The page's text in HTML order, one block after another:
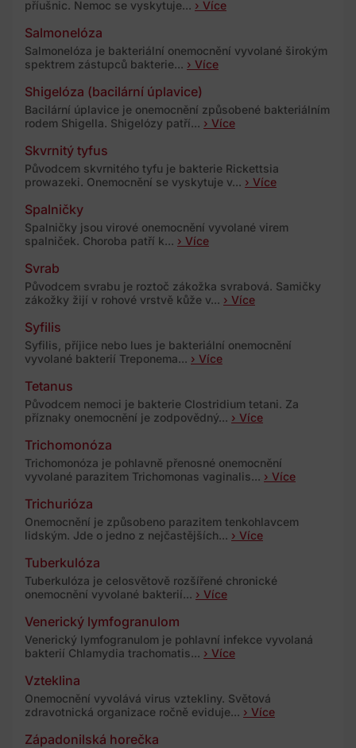
příušnic. Nemoc se vyskytuje... › Více
Salmonelóza
Salmonelóza je bakteriální onemocnění vyvolané širokým
spektrem zástupců bakterie... › Více
Shigelóza (bacilární úplavice)
Bacilární úplavice je onemocnění způsobené bakteriálním
rodem Shigella. Shigelózy patří... › Více
Skvrnitý tyfus
Původcem skvrnitého tyfu je bakterie Rickettsia
prowazeki. Onemocnění se vyskytuje v... › Více
Spalničky
Spalničky jsou virové onemocnění vyvolané virem
spalniček. Choroba patří k... › Více
Svrab
Původcem svrabu je roztoč zákožka svrabová. Samičky
zákožky žijí v rohové vrstvě kůže v... › Více
Syfilis
Syfilis, příjice nebo lues je bakteriální onemocnění
vyvolané bakterií Treponema... › Více
Tetanus
Původcem nemoci je bakterie Clostridium tetani. Za
příznaky onemocnění je zodpovědný... › Více
Trichomonóza
Trichomonóza je pohlavně přenosné onemocnění
vyvolané parazitem Trichomonas vaginalis... › Více
Trichurióza
Onemocnění je způsobeno parazitem tenkohlavcem
lidským. Jde o jedno z nejčastějších... › Více
Tuberkulóza
Tuberkulóza je celosvětově rozšířené chronické
onemocnění vyvolané bakterií... › Více
Venerický lymfogranulom
Venerický lymfogranulom je pohlavní infekce vyvolaná
bakterií Chlamydia trachomatis... › Více
Vzteklina
Onemocnění vyvolává virus vztekliny. Světová
zdravotnická organizace ročně eviduje... › Více
Západonilská horečka